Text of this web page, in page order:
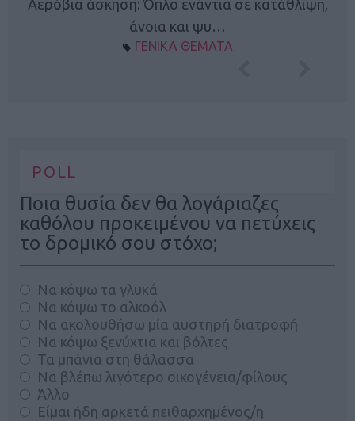
Αερόβια άσκηση: Όπλο ενάντια σε κατάθλιψη,
άνοια και ψυ…
ΓΕΝΙΚΑ ΘΕΜΑΤΑ
POLL
Ποια θυσία δεν θα λογάριαζες
καθόλου προκειμένου να πετύχεις
το δρομικό σου στόχο;
Να κόψω τα γλυκά
Να κόψω το αλκοόλ
Να ακολουθήσω μία αυστηρή διατροφή
Να κόψω ξενύχτια και βόλτες
Τα μπάνια στη θάλασσα
Να βλέπω λιγότερο οικογένεια/φίλους
Άλλο
Είμαι ήδη αρκετά πειθαρχημένος/η